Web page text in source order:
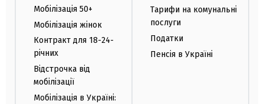
Мобілізація 50+
Мобілізація жінок
Контракт для 18-24-
річних
Відстрочка від
мобілізації
Мобілізація в Україні:
Тарифи на комунальні
послуги
Податки
Пенсія в Україні